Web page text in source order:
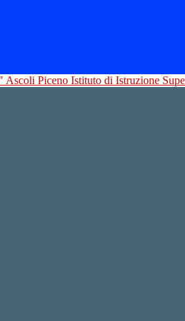
Istituto di Istruzione